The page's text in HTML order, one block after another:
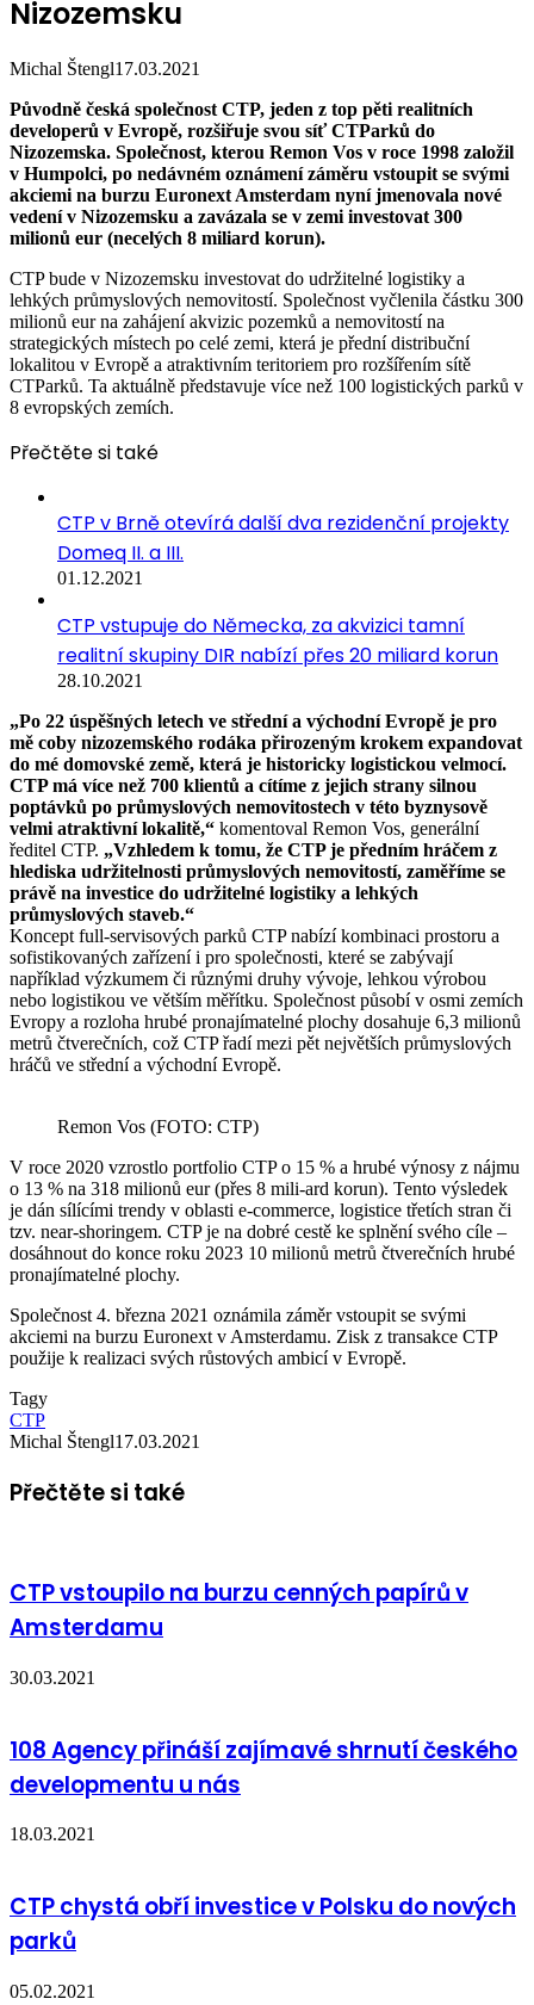
Nizozemsku
Michal Štengl17.03.2021
Původně česká společnost CTP, jeden z top pěti realitních
developerů v Evropě, rozšiřuje svou síť CTParků do
Nizozemska. Společnost, kterou Remon Vos v roce 1998 založil
v Humpolci, po nedávném oznámení záměru vstoupit se svými
akciemi na burzu Euronext Amsterdam nyní jmenovala nové
vedení v Nizozemsku a zavázala se v zemi investovat 300
milionů eur (necelých 8 miliard korun).
CTP bude v Nizozemsku investovat do udržitelné logistiky a
lehkých průmyslových nemovitostí. Společnost vyčlenila částku 300
milionů eur na zahájení akvizic pozemků a nemovitostí na
strategických místech po celé zemi, která je přední distribuční
lokalitou v Evropě a atraktivním teritoriem pro rozšířením sítě
CTParků. Ta aktuálně představuje více než 100 logistických parků v
8 evropských zemích.
Přečtěte si také
CTP v Brně otevírá další dva rezidenční projekty
Domeq II. a III.
01.12.2021
CTP vstupuje do Německa, za akvizici tamní
realitní skupiny DIR nabízí přes 20 miliard korun
28.10.2021
„Po 22 úspěšných letech ve střední a východní Evropě je pro
mě coby nizozemského rodáka přirozeným krokem expandovat
do mé domovské země, která je historicky logistickou velmocí.
CTP má více než 700 klientů a cítíme z jejich strany silnou
poptávků po průmyslových nemovitostech v této byznysově
velmi atraktivní lokalitě,“ komentoval Remon Vos, generální
ředitel CTP. „Vzhledem k tomu, že CTP je předním hráčem z
hlediska udržitelnosti průmyslových nemovitostí, zaměříme se
právě na investice do udržitelné logistiky a lehkých
průmyslových staveb.“
Koncept full-servisových parků CTP nabízí kombinaci prostoru a
sofistikovaných zařízení i pro společnosti, které se zabývají
například výzkumem či různými druhy vývoje, lehkou výrobou
nebo logistikou ve větším měřítku. Společnost působí v osmi zemích
Evropy a rozloha hrubé pronajímatelné plochy dosahuje 6,3 milionů
metrů čtverečních, což CTP řadí mezi pět největších průmyslových
hráčů ve střední a východní Evropě.
Remon Vos (FOTO: CTP)
V roce 2020 vzrostlo portfolio CTP o 15 % a hrubé výnosy z nájmu
o 13 % na 318 milionů eur (přes 8 mili-ard korun). Tento výsledek
je dán sílícími trendy v oblasti e-commerce, logistice třetích stran či
tzv. near-shoringem. CTP je na dobré cestě ke splnění svého cíle –
dosáhnout do konce roku 2023 10 milionů metrů čtverečních hrubé
pronajímatelné plochy.
Společnost 4. března 2021 oznámila záměr vstoupit se svými
akciemi na burzu Euronext v Amsterdamu. Zisk z transakce CTP
použije k realizaci svých růstových ambicí v Evropě.
Tagy
CTP
Michal Štengl17.03.2021
Přečtěte si také
CTP vstoupilo na burzu cenných papírů v
Amsterdamu
30.03.2021
108 Agency přináší zajímavé shrnutí českého
developmentu u nás
18.03.2021
CTP chystá obří investice v Polsku do nových
parků
05.02.2021